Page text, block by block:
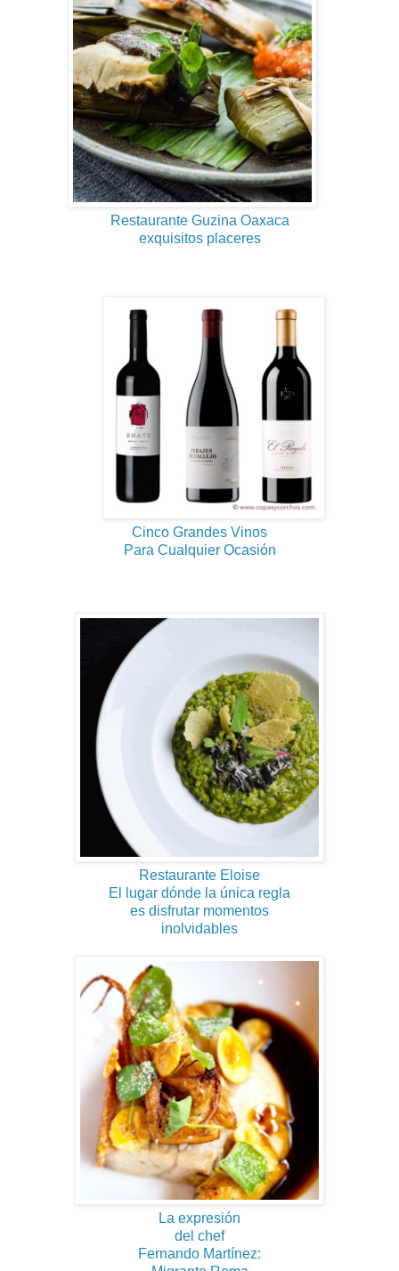
Restaurante Guzina Oaxaca
exquisitos placeres
Cinco Grandes Vinos
Para Cualquier Ocasión
Restaurante Eloise
El lugar dónde la única regla
es disfrutar momentos
inolvidables
La expresión
del chef
Fernando Martínez: